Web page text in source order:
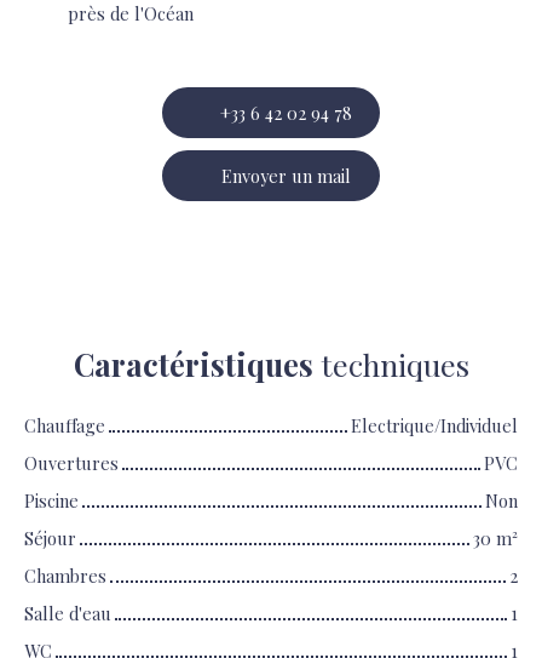
près de l'Océan
+33 6 42 02 94 78
Envoyer un mail
Caractéristiques techniques
Chauffage
Electrique/Individuel
Ouvertures
PVC
Piscine
Non
Séjour
30 m²
Chambres
2
Salle d'eau
1
WC
1